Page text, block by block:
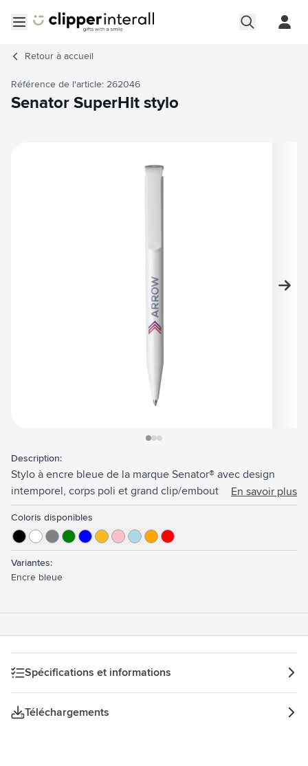
Retour à accueil
Référence de l'article: 262046
Senator SuperHit stylo
Description:
Stylo à encre bleue de la marque Senator® avec design
intemporel, corps poli et grand clip/embout bouton-
poussoir. Fabriqué en Allemagne.
En savoir plus
Coloris disponibles
Variantes:
Encre bleue
Spécifications et informations
Téléchargements